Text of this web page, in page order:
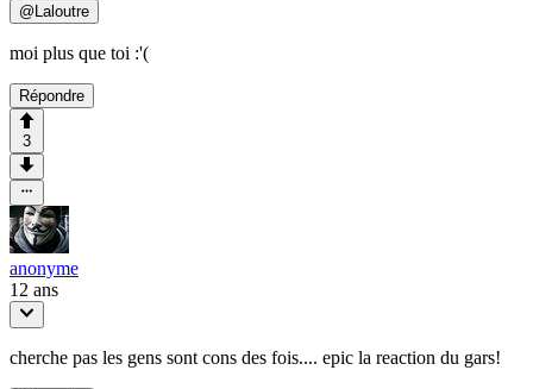
@ Laloutre
moi plus que toi :'(
Répondre
3
anonyme
12 ans
cherche pas les gens sont cons des fois.... epic la reaction du gars!